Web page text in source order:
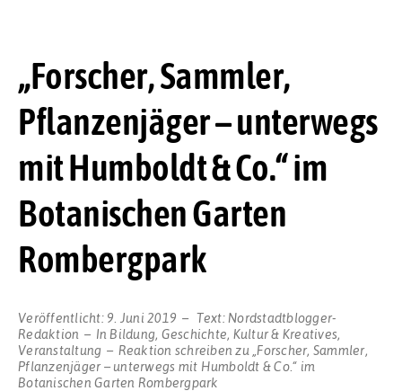
„Forscher, Sammler,
Pflanzenjäger – unterwegs
mit Humboldt & Co.“ im
Botanischen Garten
Rombergpark
Veröffentlicht: 9. Juni 2019 Text: Nordstadtblogger-
Redaktion
In Bildung, Geschichte, Kultur & Kreatives,
Veranstaltung
Reaktion schreiben zu „Forscher, Sammler,
Pflanzenjäger – unterwegs mit Humboldt & Co.“ im
Botanischen Garten Rombergpark